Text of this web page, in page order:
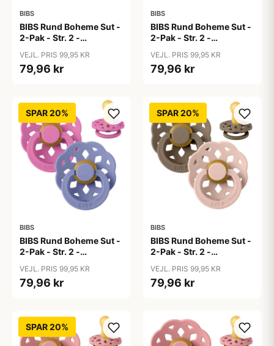
BIBS
BIBS Rund Boheme Sut -
2-Pak - Str. 2 -
Blue/Island Sea
VEJL. PRIS 99,95 KR
79,96 kr
BIBS
BIBS Rund Boheme Sut -
2-Pak - Str. 2 -
Pink/Plum
VEJL. PRIS 99,95 KR
79,96 kr
SPAR 20%
BIBS
BIBS Rund Boheme Sut -
2-Pak - Str. 2 -
Bubblegum/Peri
VEJL. PRIS 99,95 KR
79,96 kr
SPAR 20%
BIBS
BIBS Rund Boheme Sut -
2-Pak - Str. 2 -
Oak/Blush
VEJL. PRIS 99,95 KR
79,96 kr
SPAR 20%